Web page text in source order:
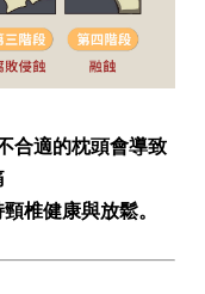
合適的枕頭會導致
椎健康與放鬆。